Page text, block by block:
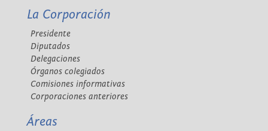
La Corporación
Presidente
Diputados
Delegaciones
Órganos colegiados
Comisiones informativas
Corporaciones anteriores
Áreas